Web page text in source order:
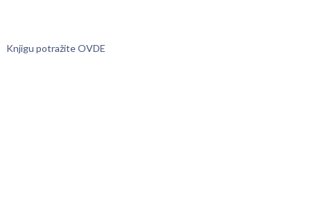
Knjigu potražite OVDE